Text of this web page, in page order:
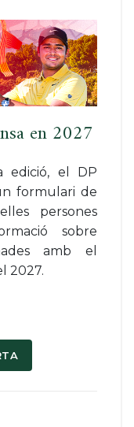
en 2027
edició, el DP
formulari de
persones
sobre
amb el
2027.